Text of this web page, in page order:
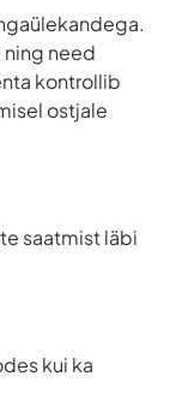
need
kontrollib
ostjale
saatmist läbi
kui ka